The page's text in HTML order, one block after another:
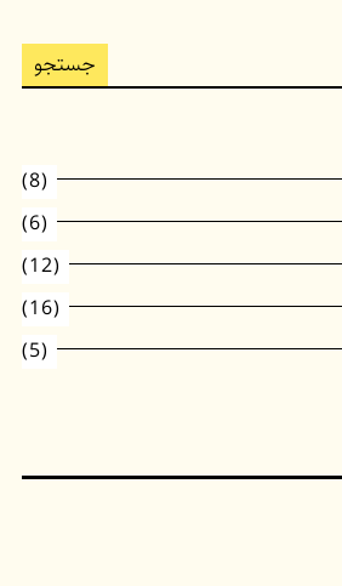
(8)
(6)
(12)
(16)
(5)